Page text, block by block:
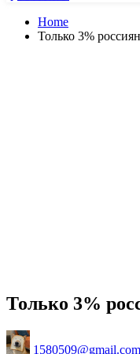
Home
Только 3%
Только 3%
Posted
by
1580509@gmail.com